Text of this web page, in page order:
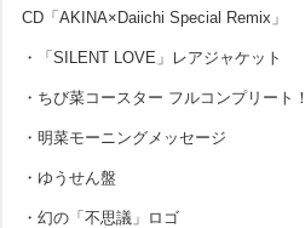
CD「AKINA×Daiichi Special Remix」
・「SILENT LOVE」レアジャケット
・ちび菜コースター フルコンプリート！
・明菜モーニングメッセージ
・ゆうせん盤
・幻の「不思議」ロゴ